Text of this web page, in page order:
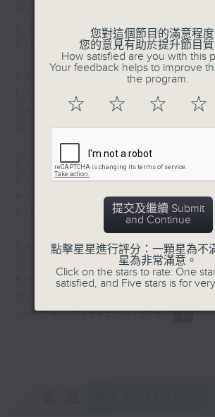
à la manière angloise)
Bruno Helstroffer,
Poulenc / Masson (arr): 2
Louis Aragon, fp122
galantes)
Quatuor Van Kuijk
Schubert: 38 Waltzes,
Ecossaises, d145
Pierre-Laurent Aimard,
Beethoven: Serenade
op.25 (iii. Allegro molto)
Emmanuel Pahud, flute
Amihai Grosz, viola
您對這個節目的滿意程度
您的意見有助於提升節目質
How satisfied are you with this
Your feedback helps to improve
the program.
☆ ☆ ☆ ☆
提交及繼續 Submit
and Continue
點擊星星進行評分：一顆星為不
星為非常滿意。
Click on the stars to rate: One
satisfied, and Five stars is for